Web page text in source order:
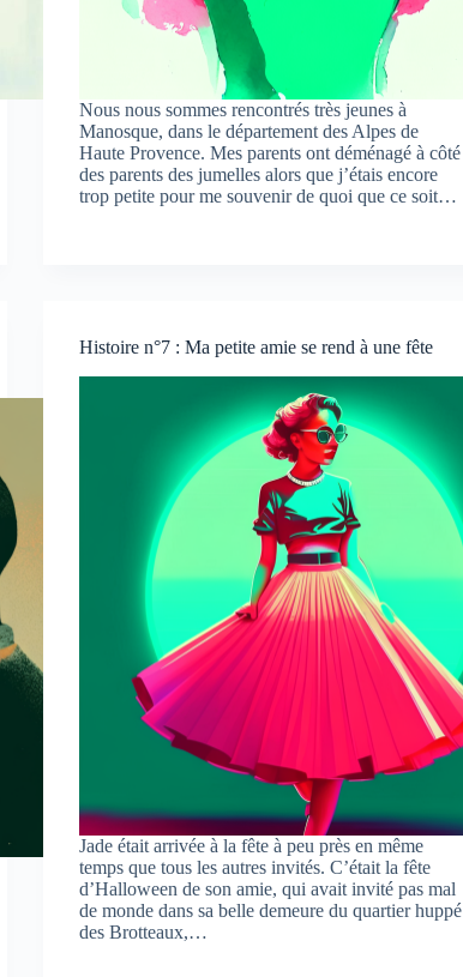
Nous nous sommes rencontrés très jeunes à
Manosque, dans le département des Alpes de
Haute Provence. Mes parents ont déménagé à côté
des parents des jumelles alors que j’étais encore
trop petite pour me souvenir de quoi que ce soit…
Histoire n°7 : Ma petite amie se rend à une fête
Jade était arrivée à la fête à peu près en même
temps que tous les autres invités. C’était la fête
d’Halloween de son amie, qui avait invité pas mal
de monde dans sa belle demeure du quartier huppé
des Brotteaux,…